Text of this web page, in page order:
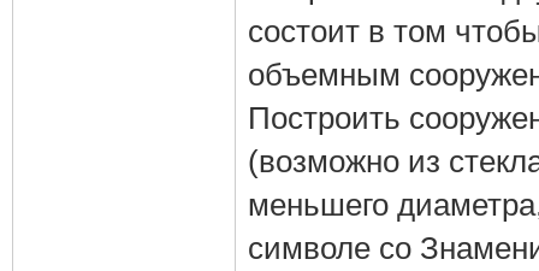
состоит в том
объемным
Построить
(возможно из
меньшего
символе со